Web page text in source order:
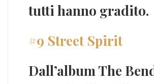
tutti hanno gradito.
#9 Street Spirit
Dall’album The